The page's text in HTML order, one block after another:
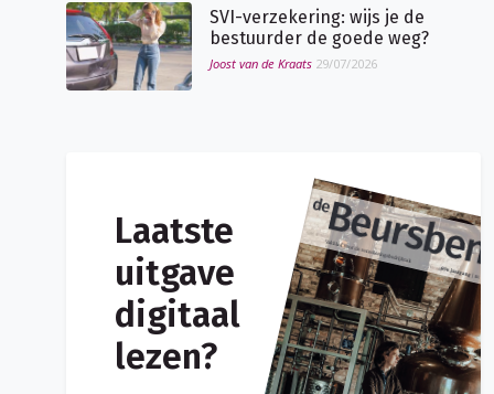
SVI-verzekering: wijs je de
bestuurder de goede weg?
Joost van de Kraats 29/07/2026
Laatste
uitgave
digitaal
lezen?